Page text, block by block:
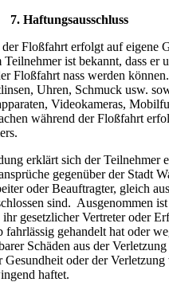
7. Haftungsausschluss
Floßfahrt erfolgt auf eigene
ist bekannt, dass er
Floßfahrt nass werden
Uhren, Schmuck usw.
Videokameras,
während der Floßfahrt
erklärt sich der Teilnehmer
gegenüber der Stadt
oder Beauftragter, gleich
sind. Ausgenommen
gesetzlicher Vertreter oder
gehandelt hat oder
Schäden aus der Verletzung
Gesundheit oder der
haftet.